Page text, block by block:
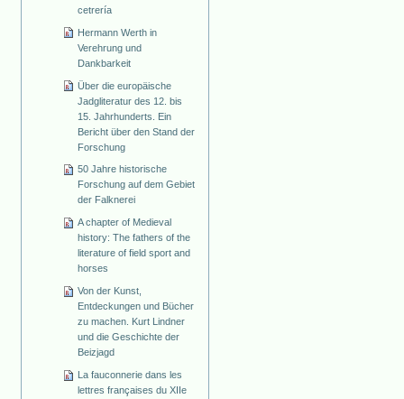
cetrería
Hermann Werth in
Verehrung und
Dankbarkeit
Über die europäische
Jadgliteratur des 12. bis
15. Jahrhunderts. Ein
Bericht über den Stand der
Forschung
50 Jahre historische
Forschung auf dem Gebiet
der Falknerei
A chapter of Medieval
history: The fathers of the
literature of field sport and
horses
Von der Kunst,
Entdeckungen und Bücher
zu machen. Kurt Lindner
und die Geschichte der
Beizjagd
La fauconnerie dans les
lettres françaises du XIIe